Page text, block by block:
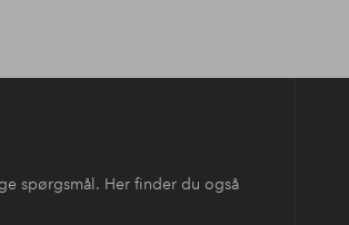
spørgsmål. Her finder du også